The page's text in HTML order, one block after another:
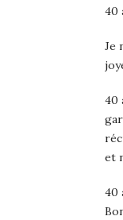
40
Je
40
et
40